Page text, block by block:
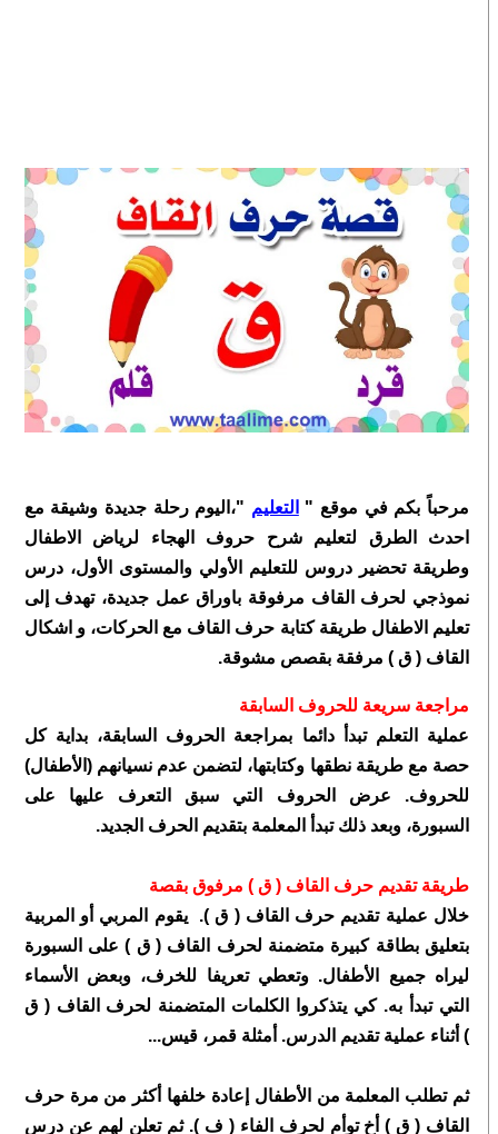
مرحباً بكم في موقع " التعليم "،اليوم رحلة جديدة وشيقة مع
احدث الطرق لتعليم شرح حروف الهجاء لرياض الاطفال
وطريقة تحضير دروس للتعليم الأولي والمستوى الأول، درس
نموذجي لحرف القاف مرفوقة باوراق عمل جديدة، تهدف إلى
تعليم الاطفال طريقة كتابة حرف القاف مع الحركات، و اشكال
القاف ( ق ) مرفقة بقصص مشوقة.
مراجعة سريعة للحروف السابقة
عملية التعلم تبدأ دائما بمراجعة الحروف السابقة، بداية كل
حصة مع طريقة نطقها وكتابتها، لتضمن عدم نسيانهم (الأطفال)
للحروف. عرض الحروف التي سبق التعرف عليها على
السبورة، وبعد ذلك تبدأ المعلمة بتقديم الحرف الجديد.
طريقة تقديم حرف القاف ( ق ) مرفوق بقصة
خلال عملية تقديم حرف القاف ( ق ). يقوم المربي أو المربية
بتعليق بطاقة كبيرة متضمنة لحرف القاف ( ق ) على السبورة
ليراه جميع الأطفال. وتعطي تعريفا للخرف، وبعض الأسماء
التي تبدأ به. كي يتذكروا الكلمات المتضمنة لحرف القاف ( ق
) أثناء عملية تقديم الدرس. أمثلة قمر، قيس...
ثم تطلب المعلمة من الأطفال إعادة خلفها أكثر من مرة حرف
القاف ( ق ) أخ توأم لحرف الفاء ( ف ). ثم تعلن لهم عن درس